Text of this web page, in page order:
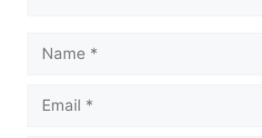
Name
Email